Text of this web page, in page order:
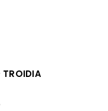
TROIDIA